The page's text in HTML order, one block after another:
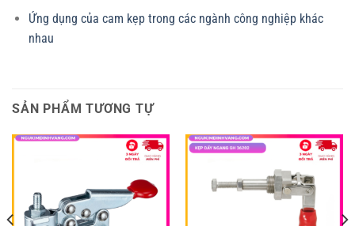
Ứng dụng của cam kẹp trong các ngành công nghiệp khác
nhau
SẢN PHẨM TƯƠNG TỰ